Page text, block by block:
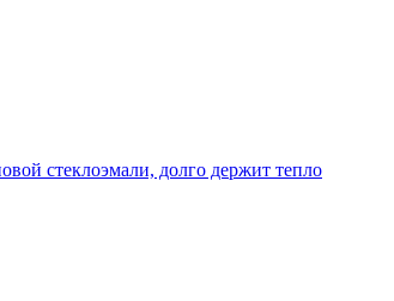
стеклоэмали, долго держит тепло